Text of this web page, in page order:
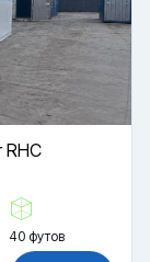
40 футов